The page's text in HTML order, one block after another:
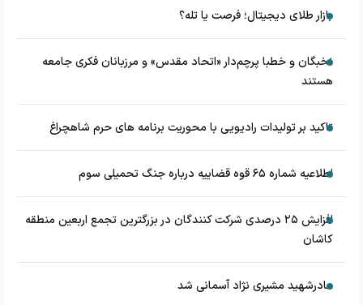
بازار طلای دیجیتال؛ فرصت یا تله؟
نخبگان و خطبا پرچم‌دار «اتحاد مقدس» و مرزبانان فکری جامعه
هستند
تاکید بر تولیدات رادیویی با محوریت برنامه های حرم شاهچراغ
اطلاعیه شماره ۶۵ قوه قضاییه درباره جنگ تحمیلی سوم
افزایش ۲۵ درصدی شرکت کنندگان در بزرگترین تجمع اربعین منطقه
کاشان
مادرشهید مشیری نژاد آسمانی شد